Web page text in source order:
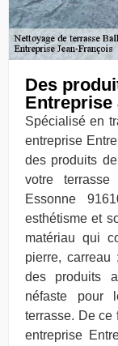
Des
Entreprise
Spécialisé en
entreprise
des produits
votre
Essonne
esthétisme et
matériau qui
pierre,
des produits
néfaste pour
terrasse. De ce
entreprise